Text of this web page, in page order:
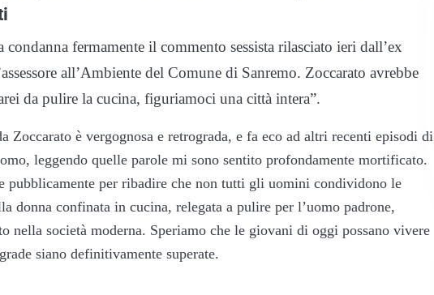
fermamente il commento sessista rilasciato ieri dall’ex
all’Ambiente del Comune di Sanremo. Zoccarato avrebbe
da pulire la cucina, figuriamoci una città intera”.
Zoccarato è vergognosa e retrograda, e fa eco ad altri recenti episodi di
leggendo quelle parole mi sono sentito profondamente mortificato.
pubblicamente per ribadire che non tutti gli uomini condividono le
donna confinata in cucina, relegata a pulire per l’uomo padrone,
nella società moderna. Speriamo che le giovani di oggi possano vivere
siano definitivamente superate.